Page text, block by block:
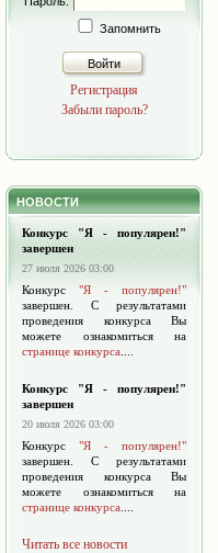
Запомнить
Войти
Регистрация
Забыли пароль?
НОВОСТИ
Конкурс "Я - популярен!"
завершен
27 июля 2026 03:00
Конкурс "Я - популярен!"
завершен. С результатами
проведения конкурса Вы
можете ознакомиться на
странице конкурса
Конкурс "Я - популярен!"
завершен
20 июля 2026 03:00
Конкурс "Я - популярен!"
завершен. С результатами
проведения конкурса Вы
можете ознакомиться на
странице конкурса
Читать все новости